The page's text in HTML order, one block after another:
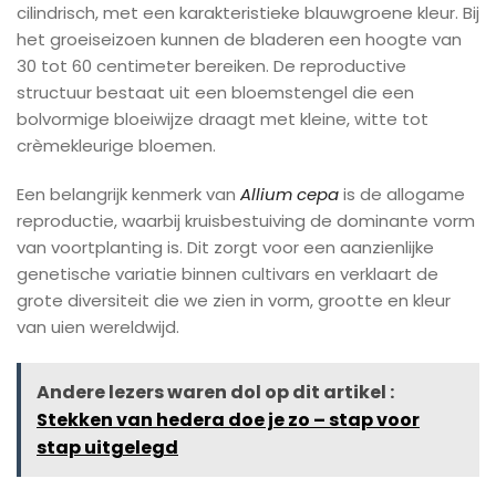
cilindrisch, met een karakteristieke blauwgroene kleur. Bij
het groeiseizoen kunnen de bladeren een hoogte van
30 tot 60 centimeter bereiken. De reproductive
structuur bestaat uit een bloemstengel die een
bolvormige bloeiwijze draagt met kleine, witte tot
crèmekleurige bloemen.
Een belangrijk kenmerk van Allium cepais de allogame
reproductie, waarbij kruisbestuiving de dominante vorm
van voortplanting is. Dit zorgt voor een aanzienlijke
genetische variatie binnen cultivars en verklaart de
grote diversiteit die we zien in vorm, grootte en kleur
van uien wereldwijd.
Andere lezers waren dol op dit artikel :
Stekken van hedera doe je zo – stap voor
stap uitgelegd